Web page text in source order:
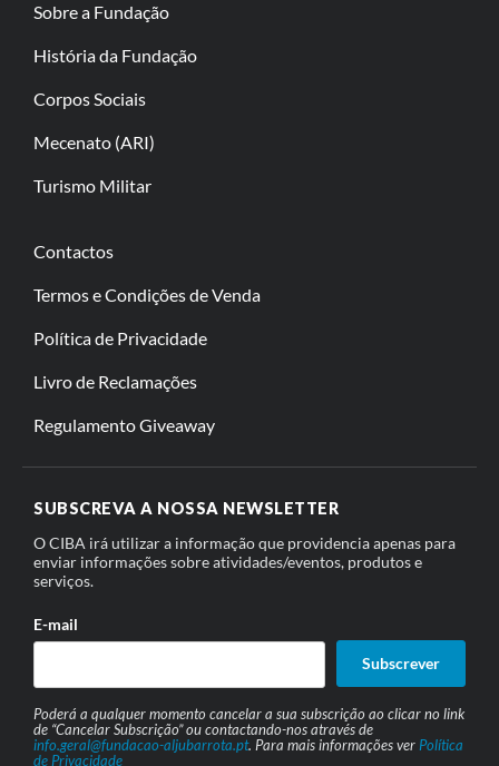
Sobre a Fundação
História da Fundação
Corpos Sociais
Mecenato (ARI)
Turismo Militar
Contactos
Termos e Condições de Venda
Política de Privacidade
Livro de Reclamações
Regulamento Giveaway
SUBSCREVA A NOSSA NEWSLETTER
O CIBA irá utilizar a informação que providencia apenas para
enviar informações sobre atividades/eventos, produtos e
serviços.
E-mail
Subscrever
Poderá a qualquer momento cancelar a sua subscrição ao clicar no link
de “Cancelar Subscrição” ou contactando-nos através de
info.geral@fundacao-aljubarrota.pt. Para mais informações ver Política
de Privacidade